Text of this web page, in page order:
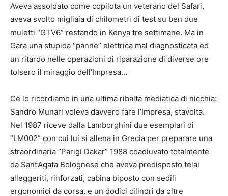
Aveva assoldato come copilota un veterano del Safari,
aveva svolto migliaia di chilometri di test su ben due
muletti “GTV6” restando in Kenya tre settimane. Ma in
Gara una stupida “panne” elettrica mal diagnosticata ed
un ritardo nelle operazioni di riparazione di diverse ore
tolsero il miraggio dell’Impresa…
Ce lo ricordiamo in una ultima ribalta mediatica di nicchia:
Sandro Munari voleva davvero fare l’Impresa, stavolta.
Nel 1987 riceve dalla Lamborghini due esemplari di
“LM002” con cui lui si allena in Grecia per preparare una
straordinaria “Parigi Dakar” 1988 coadiuvato totalmente
da Sant’Agata Bolognese che aveva predisposto telai
alleggeriti, rinforzati, cabina biposto con sedili
ergonomici da corsa, e un dodici cilindri da oltre